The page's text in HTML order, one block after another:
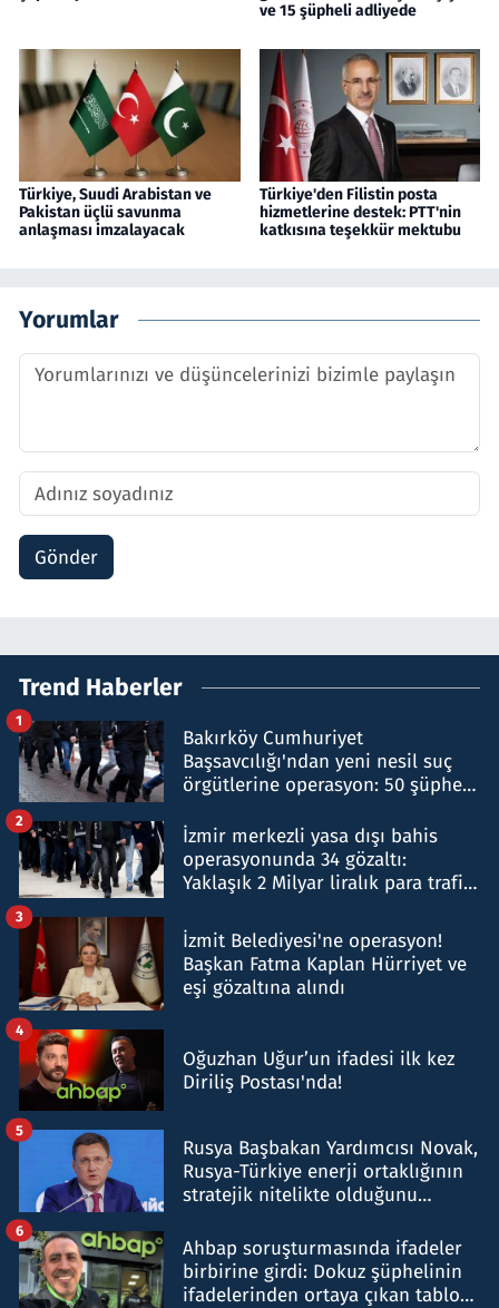
ve 15 şüpheli adliyede
Türkiye, Suudi Arabistan ve
Pakistan üçlü savunma
anlaşması imzalayacak
Türkiye'den Filistin posta
hizmetlerine destek: PTT'nin
katkısına teşekkür mektubu
Yorumlar
Gönder
Trend Haberler
Bakırköy Cumhuriyet
Başsavcılığı'ndan yeni nesil suç
örgütlerine operasyon: 50 şüpheli
1
İzmir merkezli yasa dışı bahis
operasyonunda 34 gözaltı:
Yaklaşık 2 Milyar liralık para trafiği
2
İzmit Belediyesi'ne operasyon!
Başkan Fatma Kaplan Hürriyet ve
eşi gözaltına alındı
3
Oğuzhan Uğur’un ifadesi ilk kez
Diriliş Postası'nda!
4
Rusya Başbakan Yardımcısı Novak,
Rusya-Türkiye enerji ortaklığının
stratejik nitelikte olduğunu
5
Ahbap soruşturmasında ifadeler
birbirine girdi: Dokuz şüphelinin
ifadelerinden ortaya çıkan tablo
6